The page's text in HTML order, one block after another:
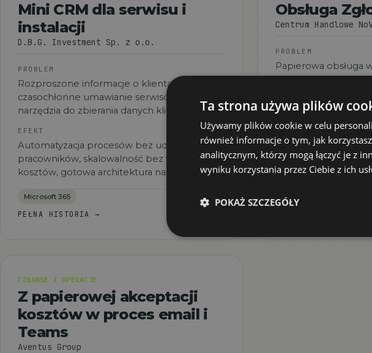
Mini CRM dla serwisu i
instalacji
D.B.G. Investment Sp. z o.o.
PROBLEM
Rozproszone informacje o klientach,
czasochłonne umawianie serwisów, brak
narzędzia do zbierania danych klienta.
EFEKT
Automatyzacja procesów bez udziału
pracowników, skalowalność bez wzrostu
kosztów, gotowa architektura na rozbudowę.
Microsoft 365
PEŁNA HISTORIA→
Obsługa
Centrum Handlowe
PROBLEM
Papierowa obsługa
galerii, brak
EFEKT
Eliminacja błędów,
przekazywanie
stronom,
FINANSE I OPERACJE
Z papierowej akceptacji
kosztów w proces email i
Teams
Aventus Group
Ta strona używa plików
Używamy plików cookie w celu
również informacje o tym, jak
analitycznym, którzy mogą łączyć je z
wyniku korzystania przez Ciebie z ich
POKAŻ SZCZEGÓŁY